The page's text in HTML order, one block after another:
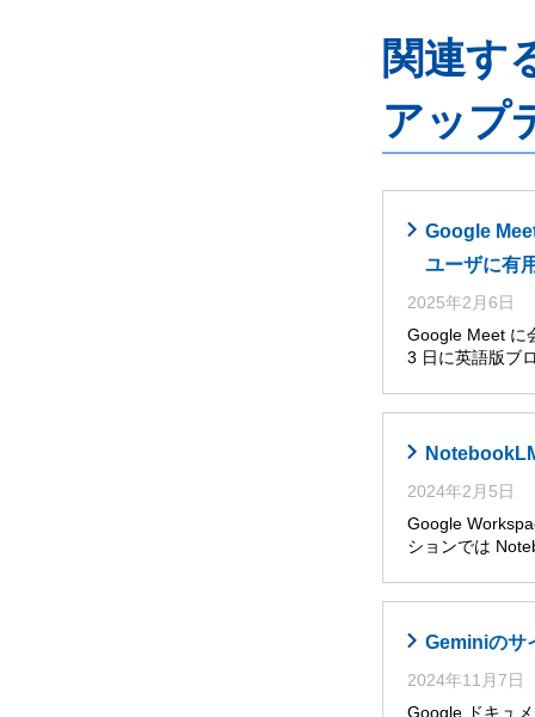
関連す
アップ
Google
ユーザに有
2025年2月6日
Google Meet に
3 日に英語版ブ
2024年2月5日
Google
ションでは
Geminiのサ
2024年11月7日
Google ドキュ